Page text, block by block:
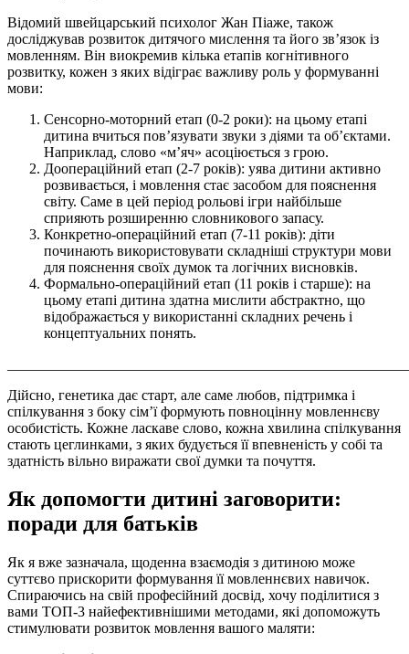
Відомий швейцарський психолог Жан Піаже, також
досліджував розвиток дитячого мислення та його зв’язок із
мовленням. Він виокремив кілька етапів когнітивного
розвитку, кожен з яких відіграє важливу роль у формуванні
мови:
Сенсорно-моторний етап (0-2 роки): на цьому етапі
дитина вчиться пов’язувати звуки з діями та об’єктами.
Наприклад, слово «м’яч» асоціюється з грою.
Доопераційний етап (2-7 років): уява дитини активно
розвивається, і мовлення стає засобом для пояснення
світу. Саме в цей період рольові ігри найбільше
сприяють розширенню словникового запасу.
Конкретно-операційний етап (7-11 років): діти
починають використовувати складніші структури мови
для пояснення своїх думок та логічних висновків.
Формально-операційний етап (11 років і старше): на
цьому етапі дитина здатна мислити абстрактно, що
відображається у використанні складних речень і
концептуальних понять.
Дійсно, генетика дає старт, але саме любов, підтримка і
спілкування з боку сім’ї формують повноцінну мовленнєву
особистість. Кожне ласкаве слово, кожна хвилина спілкування
стають цеглинками, з яких будується її впевненість у собі та
здатність вільно виражати свої думки та почуття.
Як допомогти дитині заговорити:
поради для батьків
Як я вже зазначала, щоденна взаємодія з дитиною може
суттєво прискорити формування її мовленнєвих навичок.
Спираючись на свій професійний досвід, хочу поділитися з
вами ТОП-3 найефективнішими методами, які допоможуть
стимулювати розвиток мовлення вашого маляти: